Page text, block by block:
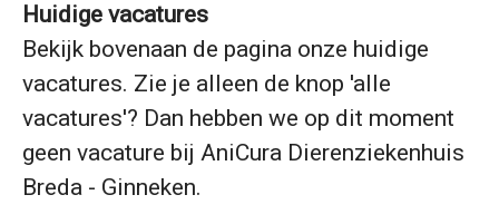
Huidige vacatures
Bekijk bovenaan de pagina onze huidige
vacatures. Zie je alleen de knop 'alle
vacatures'? Dan hebben we op dit moment
geen vacature bij AniCura Dierenziekenhuis
Breda - Ginneken.